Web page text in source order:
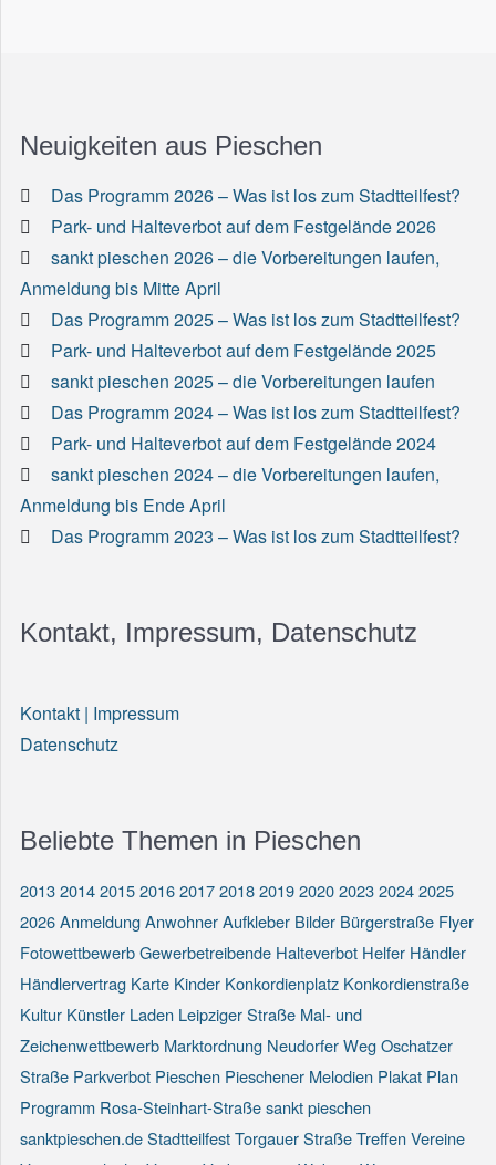
Neuigkeiten aus Pieschen
Das Programm 2026 – Was ist los zum Stadtteilfest?
Park- und Halteverbot auf dem Festgelände 2026
sankt pieschen 2026 – die Vorbereitungen laufen,
Anmeldung bis Mitte April
Das Programm 2025 – Was ist los zum Stadtteilfest?
Park- und Halteverbot auf dem Festgelände 2025
sankt pieschen 2025 – die Vorbereitungen laufen
Das Programm 2024 – Was ist los zum Stadtteilfest?
Park- und Halteverbot auf dem Festgelände 2024
sankt pieschen 2024 – die Vorbereitungen laufen,
Anmeldung bis Ende April
Das Programm 2023 – Was ist los zum Stadtteilfest?
Kontakt, Impressum, Datenschutz
Kontakt | Impressum
Datenschutz
Beliebte Themen in Pieschen
20132014201520162017201820192020202320242025
2026AnmeldungAnwohnerAufkleber Bilder Bürgerstraße Flyer
FotowettbewerbGewerbetreibende Halteverbot Helfer Händler
Händlervertrag Karte Kinder Konkordienplatz Konkordienstraße
Kultur Künstler Laden Leipziger Straße Mal- und
Zeichenwettbewerb Marktordnung Neudorfer WegOschatzer
Straße Parkverbot Pieschen Pieschener Melodien Plakat Plan
Programm Rosa-Steinhart-Straßesankt pieschen
sanktpieschen.deStadtteilfestTorgauer StraßeTreffenVereine